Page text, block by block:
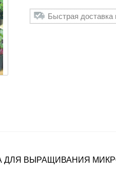
Быстрая доставка
ДЛЯ ВЫРАЩИВАНИЯ